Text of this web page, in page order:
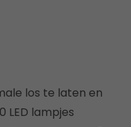
los te laten en
LED lampjes